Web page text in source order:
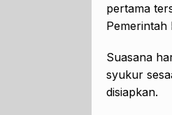
pertama
Pemerintah
Suasana
syukur
disiapkan.